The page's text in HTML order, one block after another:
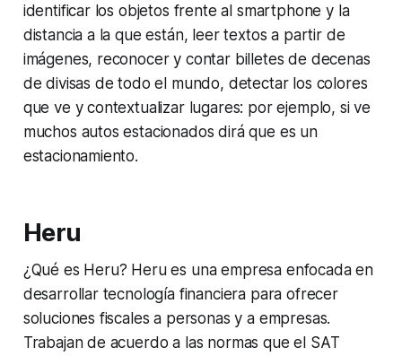
identificar los objetos frente al smartphone y la
distancia a la que están, leer textos a partir de
imágenes, reconocer y contar billetes de decenas
de divisas de todo el mundo, detectar los colores
que ve y contextualizar lugares: por ejemplo, si ve
muchos autos estacionados dirá que es un
estacionamiento.
Heru
¿Qué es Heru? Heru es una empresa enfocada en
desarrollar tecnología financiera para ofrecer
soluciones fiscales a personas y a empresas.
Trabajan de acuerdo a las normas que el SAT